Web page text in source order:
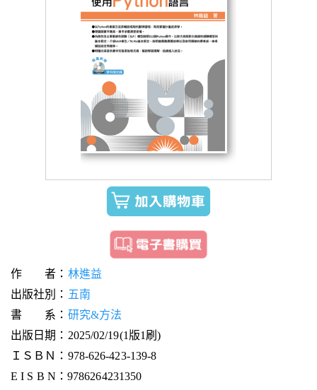
作 者： 林進益
出版社別： 五南
書 系： 研究&方法
出版日期：2025/02/19(1版1刷)
ＩＳＢＮ：978-626-423-139-8
E I S B N：9786264231350